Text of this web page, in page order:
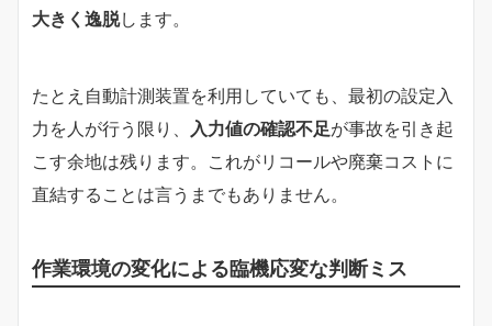
大きく逸脱します。
たとえ自動計測装置を利用していても、最初の設定入
力を人が行う限り、 入力値の確認不足が事故を引き起
こす余地は残ります。これがリコールや廃棄コストに
直結することは言うまでもありません。
作業環境の変化による臨機応変な判断ミス